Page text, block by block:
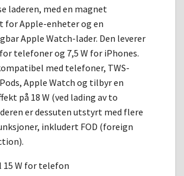
laderen, med en magnet
Apple-enheter og en
Apple Watch-lader. Den leverer
telefoner og 7,5 W for iPhones.
med telefoner, TWS-
Apple Watch og tilbyr en
på 18 W (ved lading av to
er dessuten utstyrt med flere
inkludert FOD (foreign
W for telefon